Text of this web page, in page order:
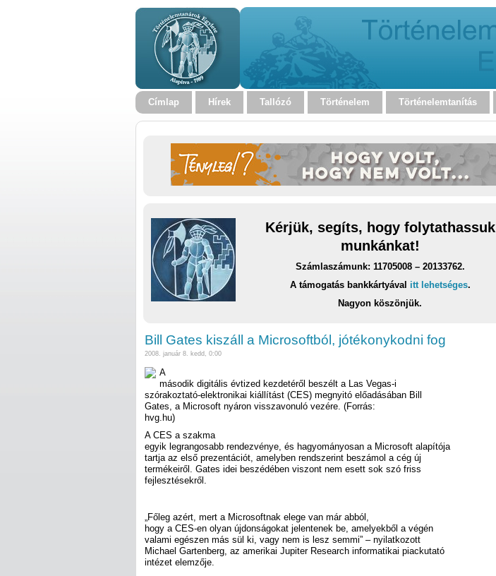
Címlap Hírek Tallózó Történelem Történelemtanítás
Kérjük, segíts, hogy folytathassuk
munkánkat!
Számlaszámunk: 11705008 – 20133762.
A támogatás bankkártyával itt lehetséges.
Nagyon köszönjük.
Bill Gates kiszáll a Microsoftból, jótékonykodni fog
2008. január 8. kedd, 0:00
A
második digitális évtized kezdetéről beszélt a Las Vegas-i
szórakoztató-elektronikai kiállítást (CES) megnyitó előadásában Bill
Gates, a Microsoft nyáron visszavonuló vezére. (Forrás:
hvg.hu)
A CES a szakma
egyik legrangosabb rendezvénye, és hagyományosan a Microsoft alapítója
tartja az első prezentációt, amelyben rendszerint beszámol a cég új
termékeiről. Gates idei beszédében viszont nem esett sok szó friss
fejlesztésekről.
„Főleg azért, mert a Microsoftnak elege van már abból,
hogy a CES-en olyan újdonságokat jelentenek be, amelyekből a végén
valami egészen más sül ki, vagy nem is lesz semmi” – nyilatkozott
Michael Gartenberg, az amerikai Jupiter Research informatikai piackutató
intézet elemzője.